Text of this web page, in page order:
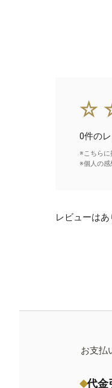
0件の
※こちらに
※個人の感
レビューはあ
お支払
代金